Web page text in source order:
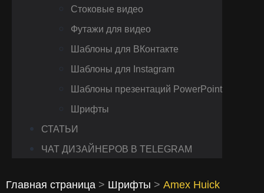
Стоковые видео
Футажи для видео
Шаблоны для ВКонтакте
Шаблоны для Instagram
Шаблоны презентаций PowerPoint
Шрифты
СТАТЬИ
ЧАТ ДИЗАЙНЕРОВ В TELEGRAM
Главная страница > Шрифты > Amex Huick